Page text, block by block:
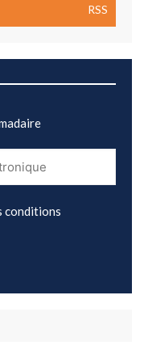
RSS
conditions